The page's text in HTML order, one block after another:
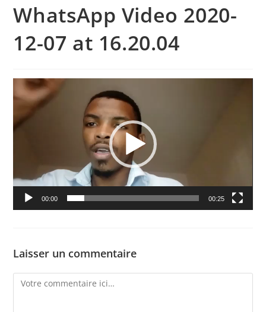
WhatsApp Video 2020-
12-07 at 16.20.04
Lecteur
vidéo
00:00 00:25
Laisser un commentaire